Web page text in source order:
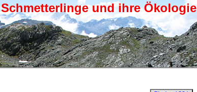
Schmetterlinge und ihre Ökologie